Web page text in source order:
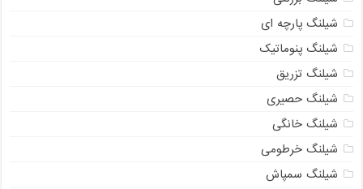
شیلنگ پارچه ای
شیلنگ پنوماتیک
شیلنگ تزریق
شیلنگ حصیری
شیلنگ خانگی
شیلنگ خرطومی
شیلنگ سمپاش